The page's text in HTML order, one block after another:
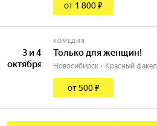
от 1 800 ₽
3 и 4
октября
КОМЕДИЯ
Только для женщин!
Новосибирск Красный факел
от 500 ₽